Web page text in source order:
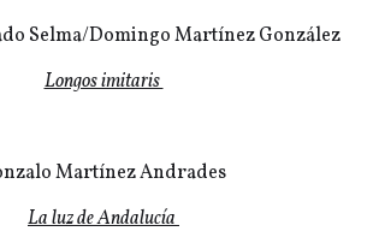
Selma/Domingo Martínez González
Longos imitaris
Martínez Andrades
La luz de Andalucía